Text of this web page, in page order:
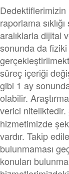
Dedektiflerimizin
raporlama
aralıklarla dijital
sonunda da
süreç içeriği
gibi 1 ay
olabilir.
verici niteliktedir.
hizmetimizde
vardır. Takip
bulunmaması
konuları